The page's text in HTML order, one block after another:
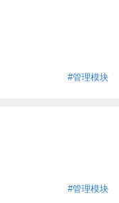
#管理模块
#管理模块